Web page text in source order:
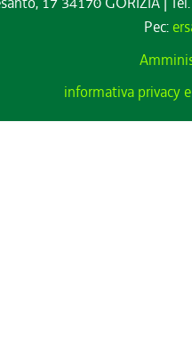
Pec:
informativa privacy